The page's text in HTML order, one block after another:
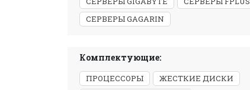
СЕРВЕРЫ GAGARIN
Комплектующие:
ПРОЦЕССОРЫ
ЖЕСТКИЕ ДИСКИ